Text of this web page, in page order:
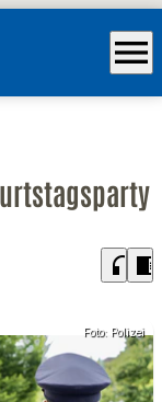
menu
headphones chrome_reader_mode
Foto: Polizei